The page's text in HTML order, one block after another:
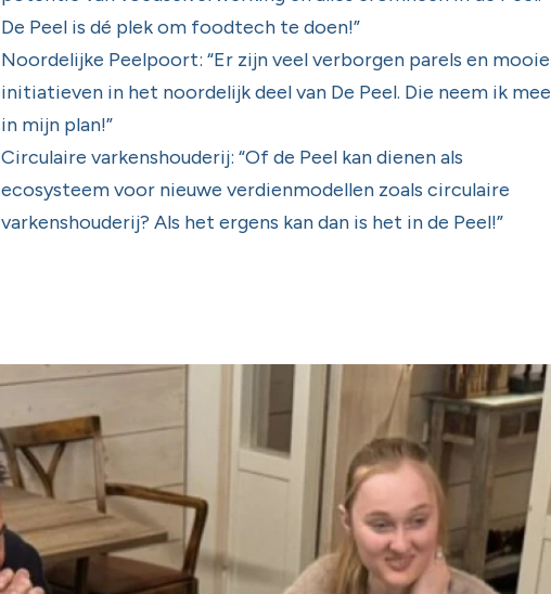
De Peel is dé plek om foodtech te doen!”
Noordelijke Peelpoort: “Er zijn veel verborgen parels en mooie
initiatieven in het noordelijk deel van De Peel. Die neem ik mee
in mijn plan!”
Circulaire varkenshouderij: “Of de Peel kan dienen als
ecosysteem voor nieuwe verdienmodellen zoals circulaire
varkenshouderij? Als het ergens kan dan is het in de Peel!”